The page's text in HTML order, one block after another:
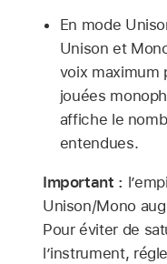
En mode
Unison et
voix maximum
jouées
affiche le
entendues.
Important :
Unison/Mono
Pour éviter de
l’instrument,